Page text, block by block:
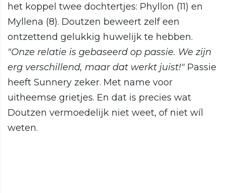
het koppel twee dochtertjes: Phyllon (11) en
Myllena (8). Doutzen beweert zelf een
ontzettend gelukkig huwelijk te hebben.
"Onze relatie is gebaseerd op passie. We zijn
erg verschillend, maar dat werkt juist!" Passie
heeft Sunnery zeker. Met name voor
uitheemse grietjes. En dat is precies wat
Doutzen vermoedelijk niet weet, of niet wíl
weten.